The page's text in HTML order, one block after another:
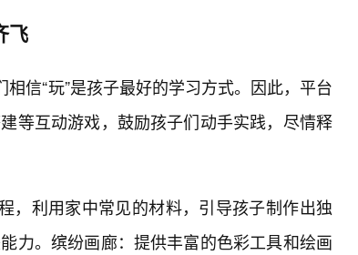
飞
信“玩”是孩子最好的学习方式。因此，平台
等互动游戏，鼓励孩子们动手实践，尽情释
，利用家中常见的材料，引导孩子制作出独
力。缤纷画廊：提供丰富的色彩工具和绘画